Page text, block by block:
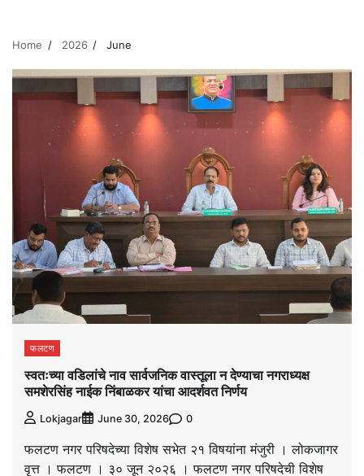
Home 2026 June
फलटण
स्वतःच्या वडिलांचे नाव सार्वजनिक वास्तूला न देण्याचा नगराध्यक्ष
समशेरसिंह नाईक निंबाळकर यांचा आदर्शवत निर्णय
Lokjagar June 30, 2026 0
फलटण नगर परिषदेच्या विशेष सभेत २१ विषयांना मंजुरी । लोकजागर
वृत्त । फलटण । ३० जून २०२६ । फलटण नगर परिषदेची विशेष